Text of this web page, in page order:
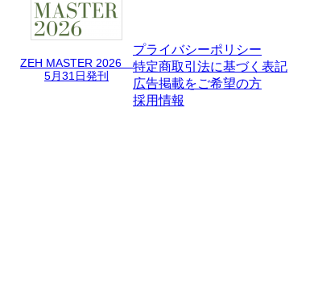
ZEH MASTER 2026
5月31日発刊
プライバシーポリシー
特定商取引法に基づく表記
広告掲載をご希望の方
採用情報